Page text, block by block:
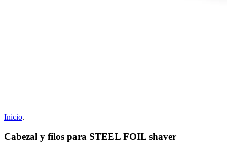
Inicio.
Cabezal y filos para STEEL FOIL shaver